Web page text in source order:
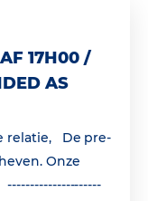
17H00 /
AS
relatie, De pre-
Onze